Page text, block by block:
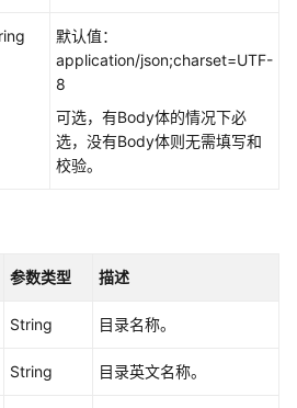
默认值：
application/json;charset=UTF-
8
可选，有Body体的情况下必
选，没有Body体则无需填写和
校验。
参数类型 描述
String 目录名称。
String 目录英文名称。